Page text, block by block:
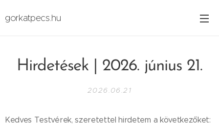
gorkatpecs.hu
Hirdetések | 2026. június 21.
2026.06.21
Kedves Testvérek, szeretettel hirdetem a következőket: